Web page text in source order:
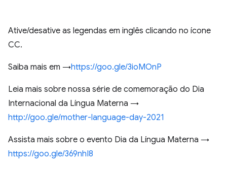
Ative/desative as legendas em inglês clicando no ícone
CC.
Saiba mais em →https://goo.gle/3ioMOnP
Leia mais sobre nossa série de comemoração do Dia
Internacional da Língua Materna →
http://goo.gle/mother-language-day-2021
Assista mais sobre o evento Dia da Língua Materna →
https://goo.gle/369nhI8